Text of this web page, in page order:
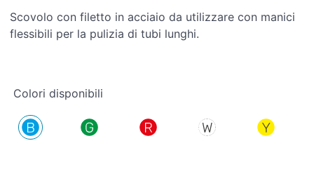
Scovolo con filetto in acciaio da utilizzare con manici
flessibili per la pulizia di tubi lunghi.
Colori disponibili